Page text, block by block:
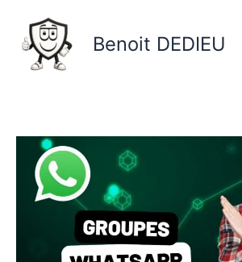
contenu
Benoit DEDIEU
Groupe
WhatsApp
bloquer